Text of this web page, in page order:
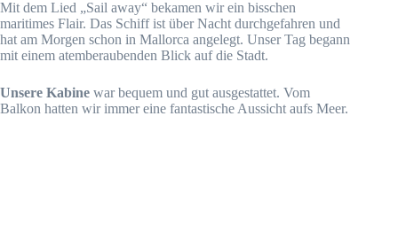
Mit dem Lied „Sail away“ bekamen wir ein bisschen
maritimes Flair. Das Schiff ist über Nacht durchgefahren und
hat am Morgen schon in Mallorca angelegt. Unser Tag begann
mit einem atemberaubenden Blick auf die Stadt.
Unsere Kabine war bequem und gut ausgestattet. Vom
Balkon hatten wir immer eine fantastische Aussicht aufs Meer.